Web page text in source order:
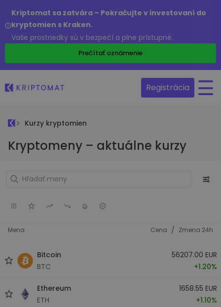
Kriptomat sa zatvára – Pokračujte v investovaní do
kryptomien s Kraken.
Vaše prostriedky sú v bezpečí a plne prístupné.
Prečítať oznámenie
Registrácia
Kurzy kryptomien
Kryptomeny – aktuálne kurzy
Mena Cena / Zmena 24h
Bitcoin
BTC
56207.00 EUR
+1.20%
Ethereum
ETH
1658.55 EUR
+1.10%